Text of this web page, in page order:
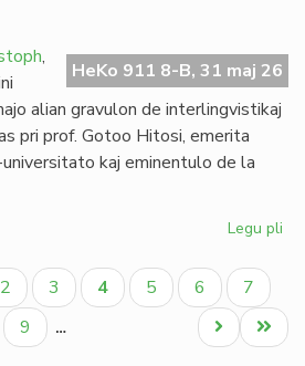
de
HeKo 911 8-B, 31 maj 26
,
alian gravulon de interlingvistikaj
pri prof. Gotoo Hitosi, emerita
kaj eminentulo de la
Legu pli
al
Paĝo
2 Paĝo
3
Aktuala
paĝo
4 Paĝo
5 Paĝo
6 Paĝo
7
Paĝo
9 …
Last
page
Next
page